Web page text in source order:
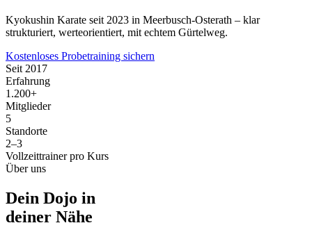
Kyokushin Karate seit 2023 in Meerbusch-Osterath – klar
strukturiert, werteorientiert, mit echtem Gürtelweg.
Kostenloses Probetraining sichern
Seit 2017
Erfahrung
1.200+
Mitglieder
5
Standorte
2–3
Vollzeittrainer pro Kurs
Über uns
Dein Dojo in
deiner Nähe